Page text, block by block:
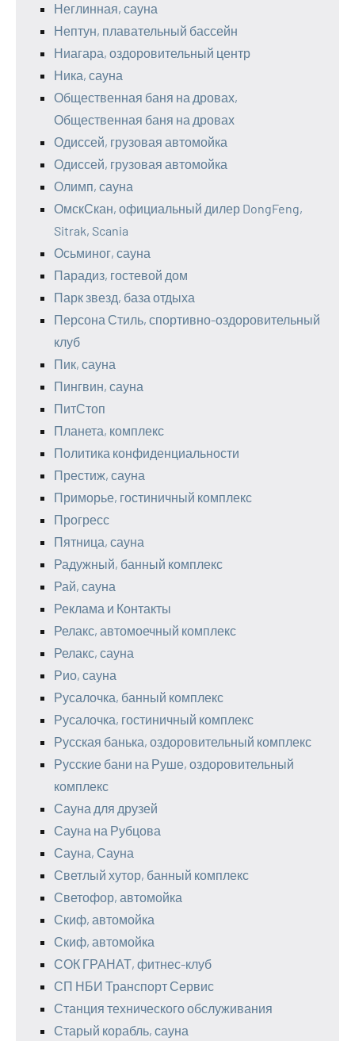
Неглинная, сауна
Нептун, плавательный бассейн
Ниагара, оздоровительный центр
Ника, сауна
Общественная баня на дровах,
Общественная баня на дровах
Одиссей, грузовая автомойка
Одиссей, грузовая автомойка
Олимп, сауна
ОмскСкан, официальный дилер DongFeng,
Sitrak, Scania
Осьминог, сауна
Парадиз, гостевой дом
Парк звезд, база отдыха
Персона Стиль, спортивно-оздоровительный
клуб
Пик, сауна
Пингвин, сауна
ПитСтоп
Планета, комплекс
Политика конфиденциальности
Престиж, сауна
Приморье, гостиничный комплекс
Прогресс
Пятница, сауна
Радужный, банный комплекс
Рай, сауна
Реклама и Контакты
Релакс, автомоечный комплекс
Релакс, сауна
Рио, сауна
Русалочка, банный комплекс
Русалочка, гостиничный комплекс
Русская банька, оздоровительный комплекс
Русские бани на Руше, оздоровительный
комплекс
Сауна для друзей
Сауна на Рубцова
Сауна, Сауна
Светлый хутор, банный комплекс
Светофор, автомойка
Скиф, автомойка
Скиф, автомойка
СОК ГРАНАТ, фитнес-клуб
СП НБИ Транспорт Сервис
Станция технического обслуживания
Старый корабль, сауна